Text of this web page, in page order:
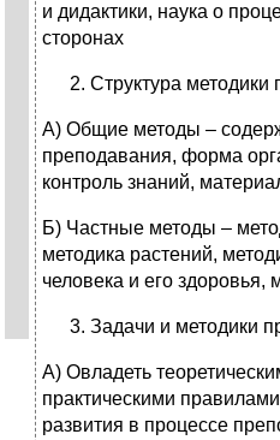
и дидактики, наука о
сторонах
Структура методики
А) Общие методы –
преподавания, форма
контроль знаний,
Б) Частные методы –
методика растений,
человека и его здоровья,
Задачи и методики
А) Овладеть
практическими
развития в процессе